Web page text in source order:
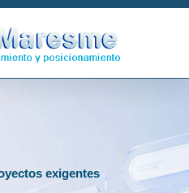
exigentes